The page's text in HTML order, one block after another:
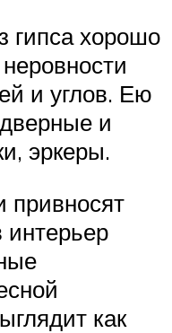
гипса хорошо
и углов. Ею
и
эркеры.
привносят
интерьер
как